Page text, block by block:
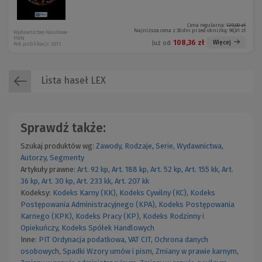
Cena regularna: 129,00 zł
Najniższa cena z 30 dni przed obniżką: 98,81 zł
Już od: 108,36 zł Więcej
Wydawnictwo Naukowe
PWN
Rok publikacji: 2017
Lista haseł LEX
Sprawdź także:
Szukaj produktów wg: Zawody, Rodzaje, Serie, Wydawnictwa,
Autorzy, Segmenty
Artykuły prawne: Art. 92 kp, Art. 188 kp, Art. 52 kp, Art. 155 kk, Art.
36 kp, Art. 30 kp, Art. 233 kk, Art. 207 kk
Kodeksy: Kodeks Karny (KK), Kodeks Cywilny (KC), Kodeks
Postępowania Administracyjnego (KPA), Kodeks Postępowania
Karnego (KPK), Kodeks Pracy (KP), Kodeks Rodzinny i
Opiekuńczy, Kodeks Spółek Handlowych
Inne: PIT Ordynacja podatkowa, VAT CIT, Ochrona danych
osobowych, Spadki Wzory umów i pism, Zmiany w prawie karnym,